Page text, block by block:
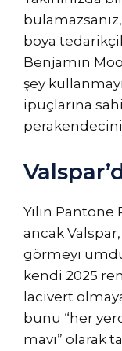
boya
Benjamin
şey
ipuçlarına
Yılın
ancak
görmeyi
kendi 2025
lacivert
bunu “her
mavi” olarak